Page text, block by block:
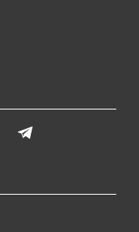
LinkedIn